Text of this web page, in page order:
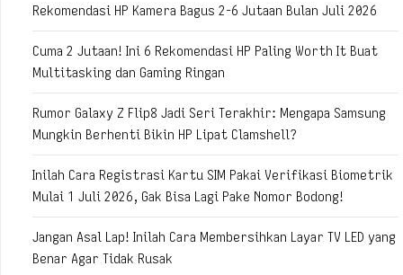
Rekomendasi HP Kamera Bagus 2-6 Jutaan Bulan Juli 2026
Cuma 2 Jutaan! Ini 6 Rekomendasi HP Paling Worth It Buat
Multitasking dan Gaming Ringan
Rumor Galaxy Z Flip8 Jadi Seri Terakhir: Mengapa Samsung
Mungkin Berhenti Bikin HP Lipat Clamshell?
Inilah Cara Registrasi Kartu SIM Pakai Verifikasi Biometrik
Mulai 1 Juli 2026, Gak Bisa Lagi Pake Nomor Bodong!
Jangan Asal Lap! Inilah Cara Membersihkan Layar TV LED yang
Benar Agar Tidak Rusak